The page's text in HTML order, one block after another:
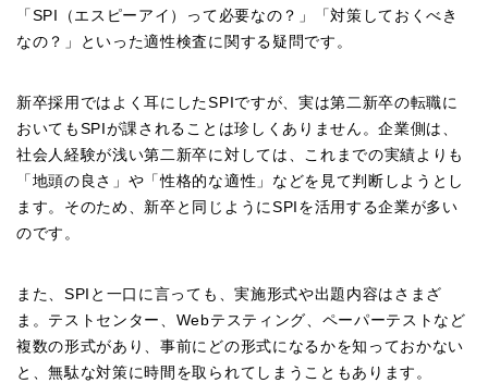
「SPI（エスピーアイ）って必要なの？」「対策しておくべき
なの？」といった適性検査に関する疑問です。
新卒採用ではよく耳にしたSPIですが、実は第二新卒の転職に
おいてもSPIが課されることは珍しくありません。企業側は、
社会人経験が浅い第二新卒に対しては、これまでの実績よりも
「地頭の良さ」や「性格的な適性」などを見て判断しようとし
ます。そのため、新卒と同じようにSPIを活用する企業が多い
のです。
また、SPIと一口に言っても、実施形式や出題内容はさまざ
ま。テストセンター、Webテスティング、ペーパーテストなど
複数の形式があり、事前にどの形式になるかを知っておかない
と、無駄な対策に時間を取られてしまうこともあります。